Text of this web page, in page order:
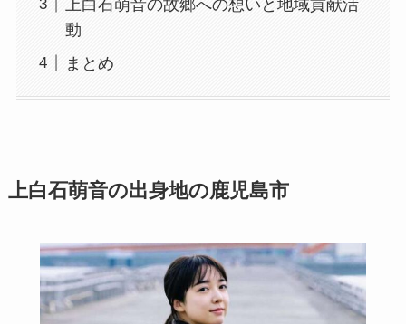
上白石萌音の故郷への想いと地域貢献活
動
まとめ
上白石萌音の出身地の鹿児島市